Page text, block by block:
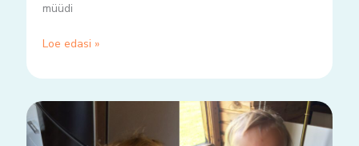
müüdi
Loe edasi »